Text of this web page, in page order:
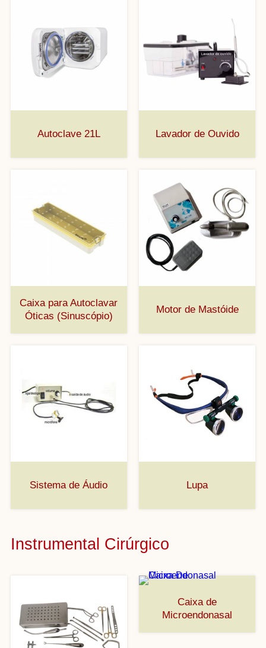
Autoclave 21L Lavador de Ouvido
Caixa para Autoclavar
Óticas (Sinuscópio)
Motor de Mastóide
Sistema de Áudio Lupa
Instrumental Cirúrgico
Caixa de
Microendonasal